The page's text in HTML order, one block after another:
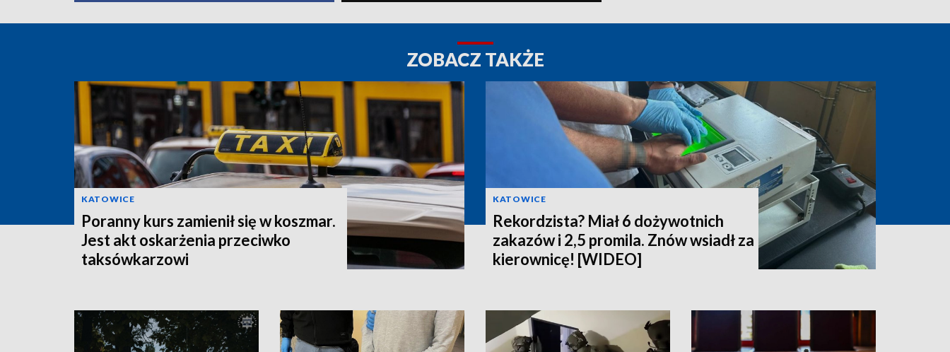
ZOBACZ TAKŻE
KATOWICE
Poranny kurs zamienił się w koszmar.
Jest akt oskarżenia przeciwko
taksówkarzowi
KATOWICE
Rekordzista? Miał 6 dożywotnich
zakazów i 2,5 promila. Znów wsiadł za
kierownicę! [WIDEO]